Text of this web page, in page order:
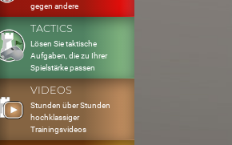
gegen andere
TACTICS
Lösen Sie taktische
Aufgaben, die zu Ihrer
Spielstärke passen
VIDEOS
Stunden über Stunden
hochklassiger
Trainingsvideos